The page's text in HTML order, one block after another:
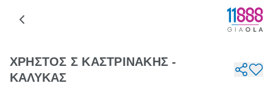
ΧΡΗΣΤΟΣ Σ ΚΑΣΤΡΙΝΑΚΗΣ -
ΚΑΛΥΚΑΣ